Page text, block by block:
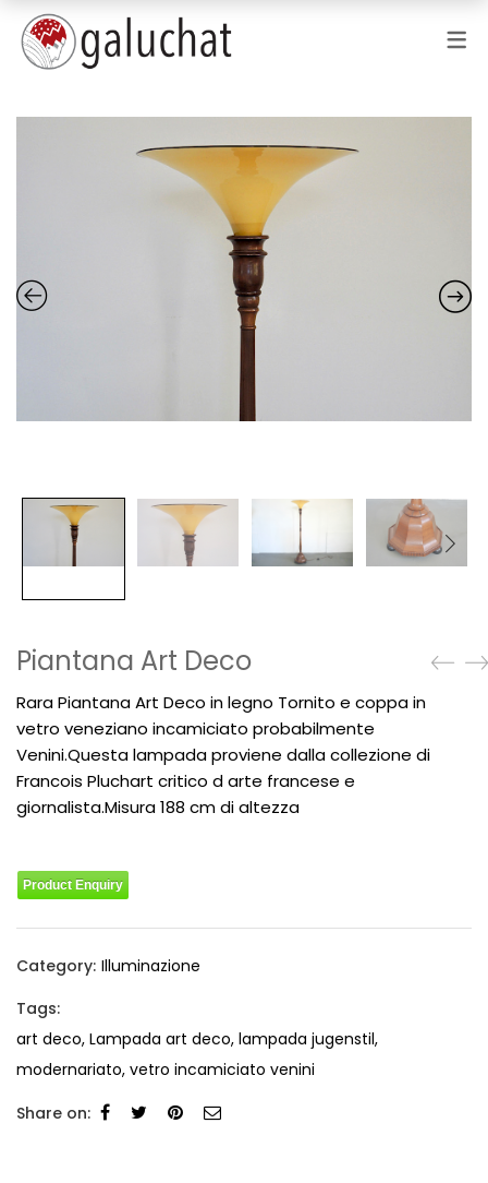
Piantana Art Deco
Rara Piantana Art Deco in legno Tornito e coppa in
vetro veneziano incamiciato probabilmente
Venini.Questa lampada proviene dalla collezione di
Francois Pluchart critico d arte francese e
giornalista.Misura 188 cm di altezza
Product Enquiry
Category: Illuminazione
Tags:
art deco, Lampada art deco, lampada jugenstil,
modernariato, vetro incamiciato venini
Share on: